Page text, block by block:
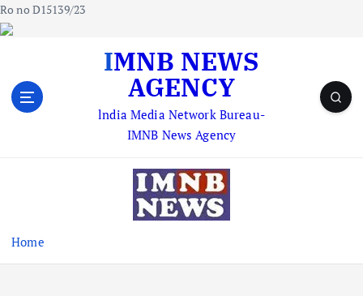
Ro no D15139/23
IMNB NEWS
AGENCY
lndia Media Network Bureau-
IMNB News Agency
Home